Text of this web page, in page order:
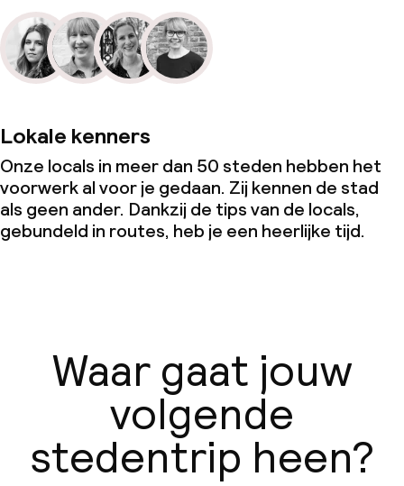
Lokale kenners
Onze locals in meer dan 50 steden hebben het
voorwerk al voor je gedaan. Zij kennen de stad
als geen ander. Dankzij de tips van de locals,
gebundeld in routes, heb je een heerlijke tijd.
Waar gaat jouw
volgende
stedentrip heen?